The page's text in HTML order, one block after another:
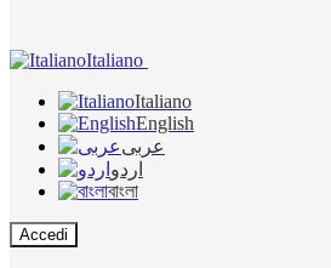
Italiano
Italiano
English
عربى
اردو
বাংলা
Accedi